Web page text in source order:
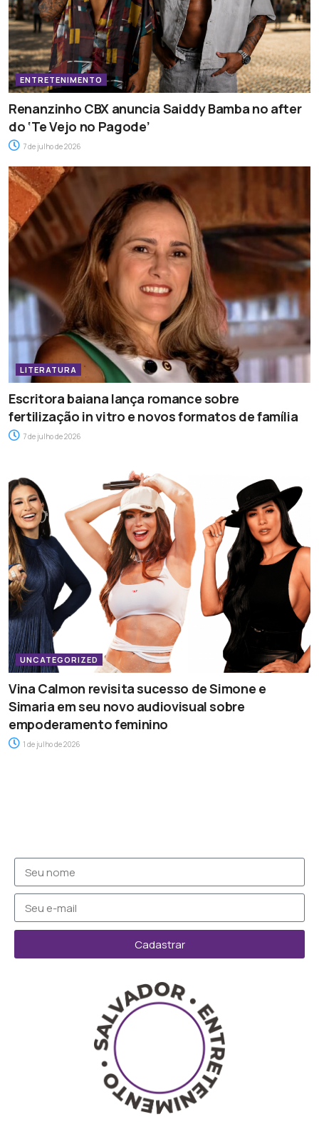
ENTRETENIMENTO
Renanzinho CBX anuncia Saiddy Bamba no after
do ‘Te Vejo no Pagode’
7 de julho de 2026
LITERATURA
Escritora baiana lança romance sobre
fertilização in vitro e novos formatos de família
7 de julho de 2026
UNCATEGORIZED
Vina Calmon revisita sucesso de Simone e
Simaria em seu novo audiovisual sobre
empoderamento feminino
1 de julho de 2026
Cadastrar